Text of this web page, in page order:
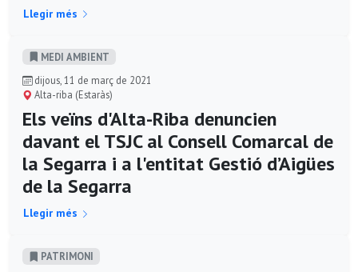
Llegir més
MEDI AMBIENT
dijous, 11 de març de 2021
Alta-riba (Estaràs)
Els veïns d'Alta-Riba denuncien
davant el TSJC al Consell Comarcal de
la Segarra i a l'entitat Gestió d’Aigües
de la Segarra
Llegir més
PATRIMONI